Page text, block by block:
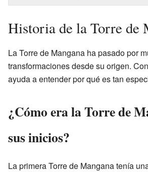
Historia de la Torre de
La Torre de Mangana ha pasado por
transformaciones desde su origen.
ayuda a entender por qué es tan
¿Cómo era la Torre de
sus inicios?
La primera Torre de Mangana tenía